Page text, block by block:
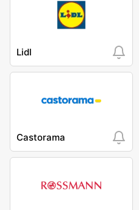
Lidl
Castorama